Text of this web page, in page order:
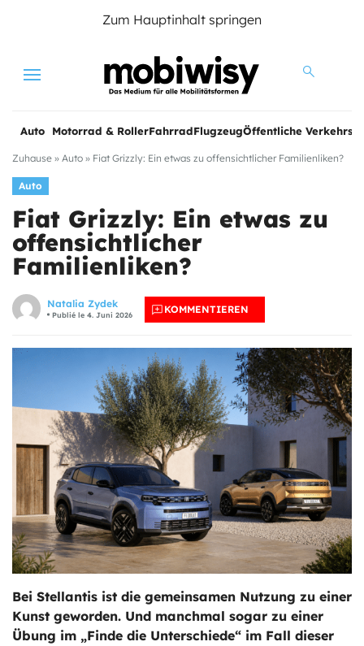
Zum Hauptinhalt springen
Menu
Auto Motorrad & RollerFahrradFlugzeugÖffentliche
Zuhause » Auto » Fiat Grizzly: Ein etwas zu offensichtlicher Familienliken?
Auto
Fiat Grizzly: Ein etwas zu
offensichtlicher
Familienliken?
Natalia Zydek
Publié le 4. Juni 2026 KOMMENTIEREN
Bei Stellantis ist die gemeinsamen Nutzung zu einer
Kunst geworden. Und manchmal sogar zu einer
Übung im „Finde die Unterschiede“ im Fall dieser